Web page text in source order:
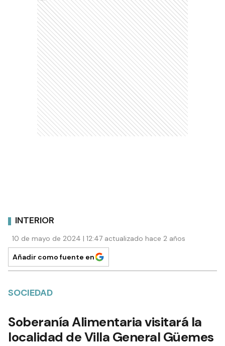
INTERIOR
10 de mayo de 2024 | 12:47 actualizado hace 2 años
Añadir como fuente en
SOCIEDAD
Soberanía Alimentaria visitará la
localidad de Villa General Güemes